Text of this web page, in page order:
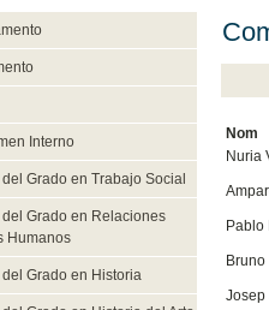
Interno
Grado en Trabajo Social
Grado en Relaciones
Humanos
Grado en Historia
Nom
Nuria
Pablo
Josep